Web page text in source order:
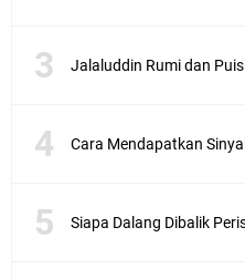
Jalaluddin Rumi dan
Siapa Dalang Dibalik